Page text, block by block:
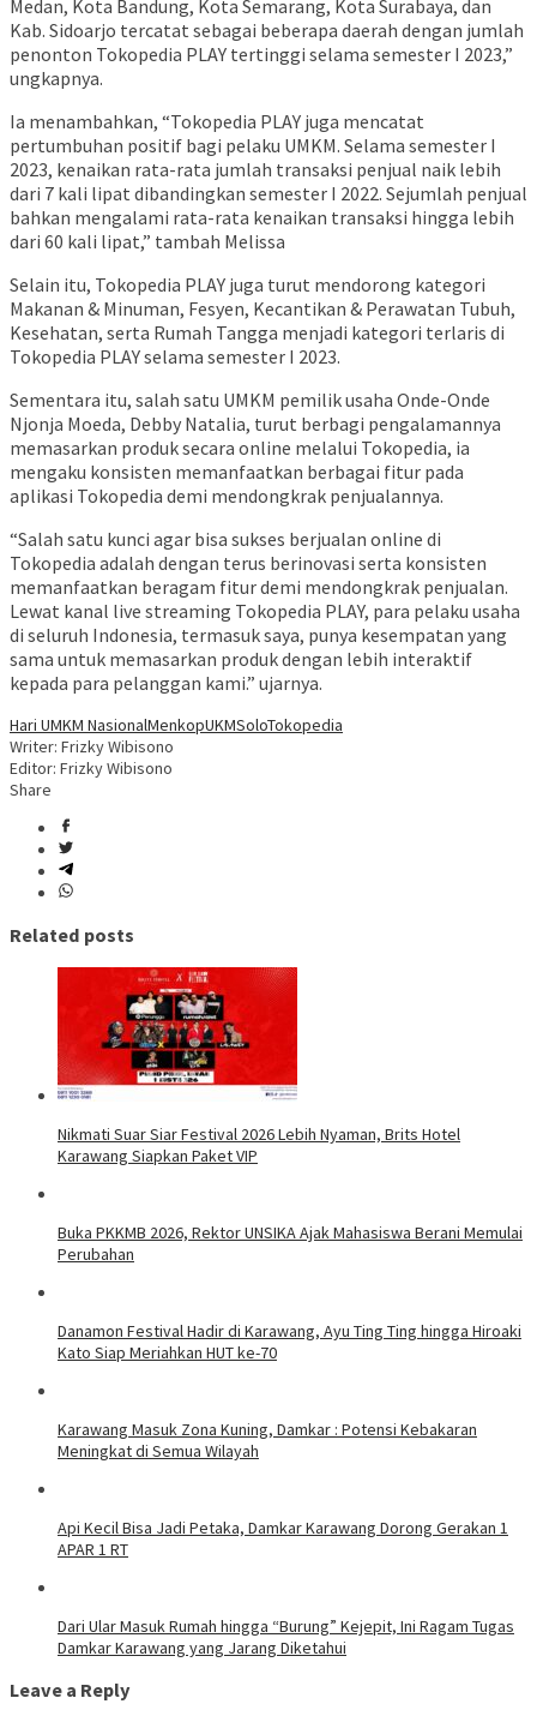
Medan, Kota Bandung, Kota Semarang, Kota Surabaya, dan
Kab. Sidoarjo tercatat sebagai beberapa daerah dengan jumlah
penonton Tokopedia PLAY tertinggi selama semester I 2023,”
ungkapnya.
Ia menambahkan, “Tokopedia PLAY juga mencatat
pertumbuhan positif bagi pelaku UMKM. Selama semester I
2023, kenaikan rata-rata jumlah transaksi penjual naik lebih
dari 7 kali lipat dibandingkan semester I 2022. Sejumlah penjual
bahkan mengalami rata-rata kenaikan transaksi hingga lebih
dari 60 kali lipat,” tambah Melissa
Selain itu, Tokopedia PLAY juga turut mendorong kategori
Makanan & Minuman, Fesyen, Kecantikan & Perawatan Tubuh,
Kesehatan, serta Rumah Tangga menjadi kategori terlaris di
Tokopedia PLAY selama semester I 2023.
Sementara itu, salah satu UMKM pemilik usaha Onde-Onde
Njonja Moeda, Debby Natalia, turut berbagi pengalamannya
memasarkan produk secara online melalui Tokopedia, ia
mengaku konsisten memanfaatkan berbagai fitur pada
aplikasi Tokopedia demi mendongkrak penjualannya.
“Salah satu kunci agar bisa sukses berjualan online di
Tokopedia adalah dengan terus berinovasi serta konsisten
memanfaatkan beragam fitur demi mendongkrak penjualan.
Lewat kanal live streaming Tokopedia PLAY, para pelaku usaha
di seluruh Indonesia, termasuk saya, punya kesempatan yang
sama untuk memasarkan produk dengan lebih interaktif
kepada para pelanggan kami.” ujarnya.
Hari UMKM NasionalMenkopUKMSoloTokopedia
Writer: Frizky Wibisono
Editor: Frizky Wibisono
Share
Related posts
Nikmati Suar Siar Festival 2026 Lebih Nyaman, Brits Hotel
Karawang Siapkan Paket VIP
Buka PKKMB 2026, Rektor UNSIKA Ajak Mahasiswa Berani Memulai
Perubahan
Danamon Festival Hadir di Karawang, Ayu Ting Ting hingga Hiroaki
Kato Siap Meriahkan HUT ke-70
Karawang Masuk Zona Kuning, Damkar : Potensi Kebakaran
Meningkat di Semua Wilayah
Api Kecil Bisa Jadi Petaka, Damkar Karawang Dorong Gerakan 1
APAR 1 RT
Dari Ular Masuk Rumah hingga “Burung” Kejepit, Ini Ragam Tugas
Damkar Karawang yang Jarang Diketahui
Leave a Reply